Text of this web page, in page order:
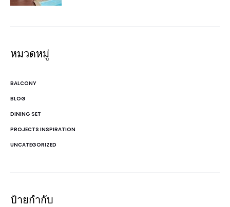
หมวดหมู่
BALCONY
BLOG
DINING SET
PROJECTS INSPIRATION
UNCATEGORIZED
ป้ายกำกับ